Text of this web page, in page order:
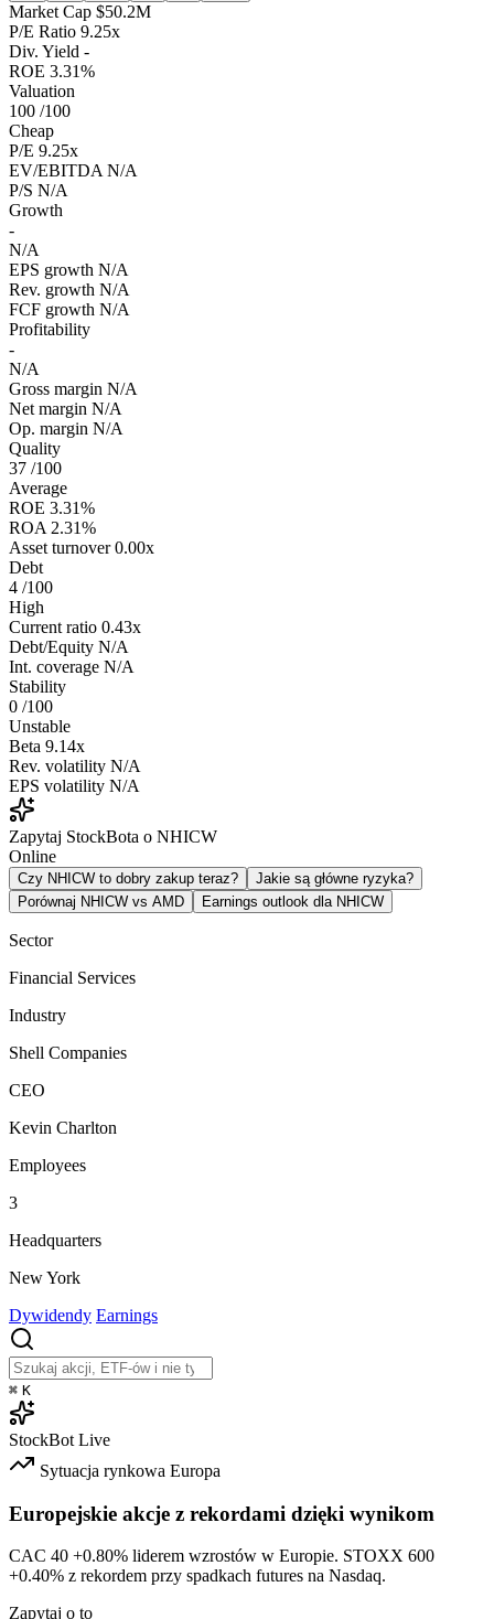
Market Cap $50.2M
P/E Ratio 9.25x
Div. Yield -
ROE 3.31%
Valuation
100 /100
Cheap
P/E 9.25x
EV/EBITDA N/A
P/S N/A
Growth
-
N/A
EPS growth N/A
Rev. growth N/A
FCF growth N/A
Profitability
-
N/A
Gross margin N/A
Net margin N/A
Op. margin N/A
Quality
37 /100
Average
ROE 3.31%
ROA 2.31%
Asset turnover 0.00x
Debt
4 /100
High
Current ratio 0.43x
Debt/Equity N/A
Int. coverage N/A
Stability
0 /100
Unstable
Beta 9.14x
Rev. volatility N/A
EPS volatility N/A
Zapytaj StockBota o NHICW
Online
Czy NHICW to dobry zakup teraz?
Jakie są główne ryzyka?
Porównaj NHICW vs AMD
Earnings outlook dla NHICW
Sector
Financial Services
Industry
Shell Companies
CEO
Kevin Charlton
Employees
3
Headquarters
New York
Dywidendy Earnings
⌘ K
StockBot Live
Sytuacja rynkowa Europa
Europejskie akcje z rekordami dzięki wynikom
CAC 40 +0.80% liderem wzrostów w Europie. STOXX 600
+0.40% z rekordem przy spadkach futures na Nasdaq.
Zapytaj o to